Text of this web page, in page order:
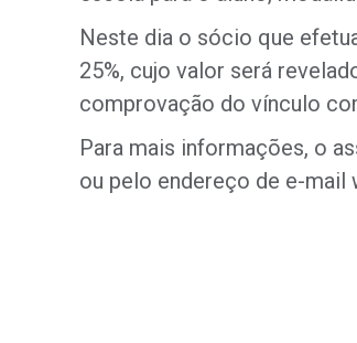
Neste dia o sócio que
25%, cujo valor será
comprovação do vínculo
Para mais informações, o
ou pelo endereço de e-mail